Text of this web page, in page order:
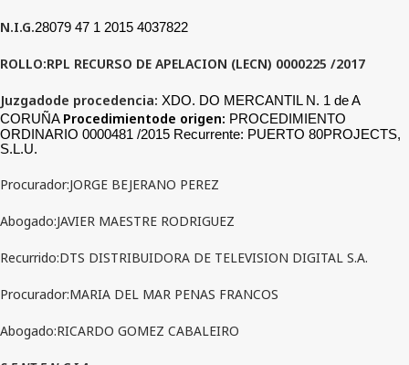
N.I.G.28079 47 1 2015 4037822
ROLLO:RPL RECURSO DE APELACION (LECN) 0000225 /2017
Juzgadode procedencia: XDO. DO MERCANTIL N. 1 de A
CORUÑA Procedimientode origen: PROCEDIMIENTO
ORDINARIO 0000481 /2015 Recurrente: PUERTO 80PROJECTS,
S.L.U.
Procurador:JORGE BEJERANO PEREZ
Abogado:JAVIER MAESTRE RODRIGUEZ
Recurrido:DTS DISTRIBUIDORA DE TELEVISION DIGITAL S.A.
Procurador:MARIA DEL MAR PENAS FRANCOS
Abogado:RICARDO GOMEZ CABALEIRO